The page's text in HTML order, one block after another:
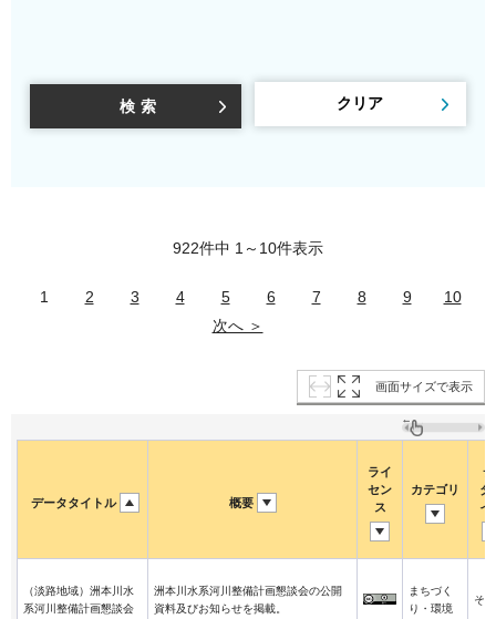
922件中 1～10件表示
1 2 3 4 5 6 7 8 9
10
次へ ＞
画面サイズで表示
データタイトル 概要
ライ
セン
ス
カテゴリ
タ
イ
（淡路地域）洲本川水
系河川整備計画懇談会
洲本川水系河川整備計画懇談会の公開
資料及びお知らせを掲載。
まちづく
り・環境
そ